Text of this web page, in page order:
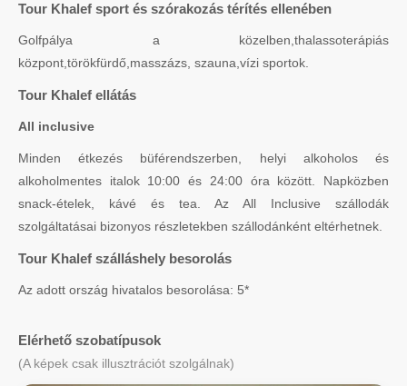
Tour Khalef sport és szórakozás térítés ellenében
Golfpálya a közelben,thalassoterápiás
központ,törökfürdő,masszázs, szauna,vízi sportok.
Tour Khalef ellátás
All inclusive
Minden étkezés büférendszerben, helyi alkoholos és
alkoholmentes italok 10:00 és 24:00 óra között. Napközben
snack-ételek, kávé és tea. Az All Inclusive szállodák
szolgáltatásai bizonyos részletekben szállodánként eltérhetnek.
Tour Khalef szálláshely besorolás
Az adott ország hivatalos besorolása: 5*
Elérhető szobatípusok
(A képek csak illusztrációt szolgálnak)